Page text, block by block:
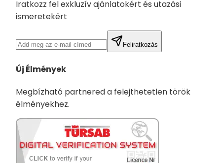
Iratkozz fel exkluzív ajánlatokért és utazási
ismeretekért
Feliratkozás
Új Élmények
Megbízható partnered a felejthetetlen török
élményekhez.